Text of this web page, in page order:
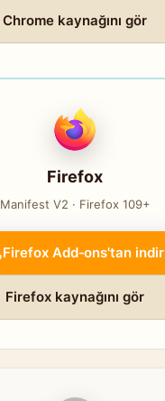
Chrome kaynağını gör
Firefox
Manifest V2 · Firefox 109+
Firefox Add‑ons'tan indir
Firefox kaynağını gör